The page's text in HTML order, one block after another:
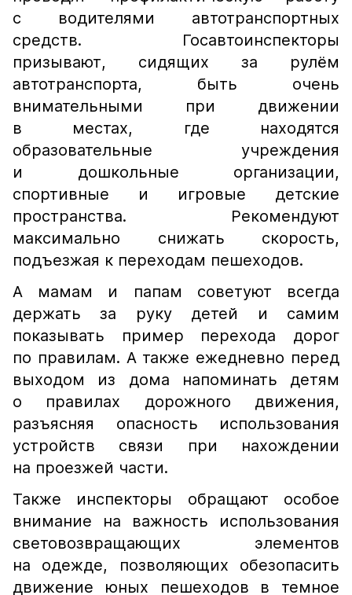
с водителями автотранспортных
средств. Госавтоинспекторы
призывают, сидящих за рулём
автотранспорта, быть очень
внимательными при движении
в местах, где находятся
образовательные учреждения
и дошкольные организации,
спортивные и игровые детские
пространства. Рекомендуют
максимально снижать скорость,
подъезжая к переходам пешеходов.
А мамам и папам советуют всегда
держать за руку детей и самим
показывать пример перехода дорог
по правилам. А также ежедневно перед
выходом из дома напоминать детям
о правилах дорожного движения,
разъясняя опасность использования
устройств связи при нахождении
на проезжей части.
Также инспекторы обращают особое
внимание на важность использования
световозвращающих элементов
на одежде, позволяющих обезопасить
движение юных пешеходов в темное